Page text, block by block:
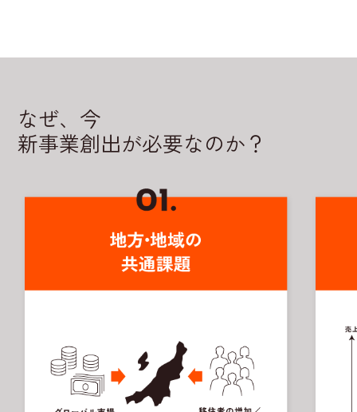
なぜ、今
新事業創出が必要なのか？